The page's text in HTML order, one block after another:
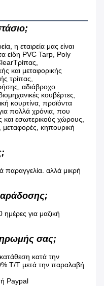
η εταιρεία μας είναι
είδη PVC Tarp, Poly
Τρίπας,
και μεταφορικής
τρίπας,
αδιάβροχο
κουβέρτες,
κουρτίνα, προϊόντα
πολλά χρόνια, που
και εσωτερικούς χώρους,
μεταφορές, κηπουρική
αλλά μικρή
για μαζική
σας;
κατά την
T/T μετά την παραλαβή
ή Paypal